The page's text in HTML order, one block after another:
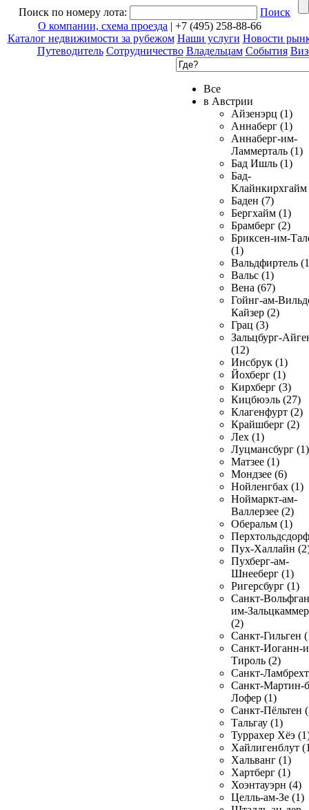
Поиск по номеру лота:
Поиск
О компании, схема проезда | +7 (495) 258-88-66
Каталог недвижимости за рубежом Наши услуги Новости
Путеводитель Сотрудничество Владельцам События
Все
в Австрии
Айзенэрц (1)
Аннаберг (1)
Аннаберг-им-
Ламмерталь (1)
Бад Ишль (1)
Бад-
Клайнкирхгайм
Баден (7)
Бергхайм (1)
Брамберг (2)
Бриксен-им-
(1)
Вальдфиртель
Вальс (1)
Вена (67)
Гойнг-ам-
Кайзер (2)
Грац (3)
Зальцбург-
(12)
Инсбрук (1)
Йохберг (1)
Кирхберг (3)
Кицбюэль (27)
Клагенфурт (2)
Крайшберг (2)
Лех (1)
Луцмансбург (1)
Матзее (1)
Мондзее (6)
Нойленгбах (1)
Ноймаркт-ам-
Валлерзее (2)
Оберальм (1)
Пух-Халлайн
Пухберг-ам-
Шнееберг (1)
Ригерсбург (1)
Санкт-
им-
(2)
Санкт-Гильген
Санкт-Иоганн-
Тироль (2)
Санкт-
Санкт-Мартин-
Лофер (1)
Санкт-Пёльтен
Тальгау (1)
Туррахер Хёэ
Хайлигенблут
Хальванг (1)
Хартберг (1)
Хоэнтауэрн (4)
Целль-ам-Зе (1)